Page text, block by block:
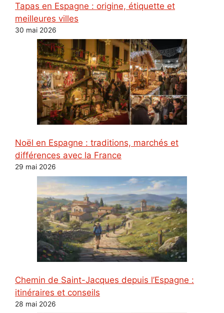
Tapas en Espagne : origine, étiquette et
meilleures villes
30 mai 2026
Noël en Espagne : traditions, marchés et
différences avec la France
29 mai 2026
Chemin de Saint-Jacques depuis l’Espagne :
itinéraires et conseils
28 mai 2026